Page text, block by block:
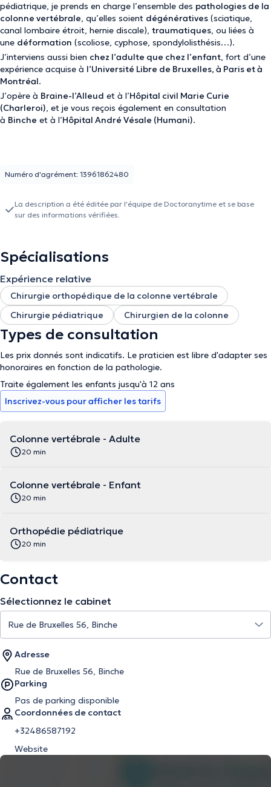
pédiatrique, je prends en charge l’ensemble des pathologies de la
colonne vertébrale, qu’elles soient dégénératives (sciatique,
canal lombaire étroit, hernie discale), traumatiques, ou liées à
une déformation (scoliose, cyphose, spondylolisthésis…).
J’interviens aussi bien chez l’adulte que chez l’enfant, fort d’une
expérience acquise à l’Université Libre de Bruxelles, à Paris et à
Montréal.
J’opère à Braine-l’Alleud et à l’Hôpital civil Marie Curie
(Charleroi), et je vous reçois également en consultation
à Binche et à l’Hôpital André Vésale (Humani).
Numéro d'agrément: 13961862480
La description a été éditée par l'équipe de Doctoranytime et se base
sur des informations vérifiées.
Spécialisations
Expérience relative
Chirurgie orthopédique de la colonne vertébrale
Chirurgie pédiatrique
Chirurgien de la colonne
Types de consultation
Les prix donnés sont indicatifs. Le praticien est libre d'adapter ses
honoraires en fonction de la pathologie.
Traite également les enfants jusqu'à 12 ans
Inscrivez-vous pour afficher les tarifs
Colonne vertébrale - Adulte
20 min
Colonne vertébrale - Enfant
20 min
Orthopédie pédiatrique
20 min
Contact
Sélectionnez le cabinet
Adresse
Rue de Bruxelles 56, Binche
Parking
Pas de parking disponible
Coordonnées de contact
+32486587192
Website